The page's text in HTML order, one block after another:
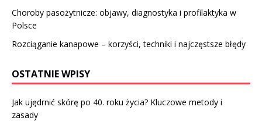
Choroby pasożytnicze: objawy, diagnostyka i profilaktyka w
Polsce
Rozciąganie kanapowe – korzyści, techniki i najczęstsze błędy
OSTATNIE WPISY
Jak ujędrnić skórę po 40. roku życia? Kluczowe metody i
zasady